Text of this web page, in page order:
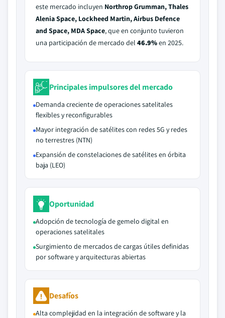
este mercado incluyen Northrop Grumman, Thales
Alenia Space, Lockheed Martin, Airbus Defence
and Space, MDA Space, que en conjunto tuvieron
una participación de mercado del 46.9%en 2025.
Principales impulsores del mercado
Demanda creciente de operaciones satelitales
flexibles y reconfigurables
Mayor integración de satélites con redes 5G y redes
no terrestres (NTN)
Expansión de constelaciones de satélites en órbita
baja (LEO)
Oportunidad
Adopción de tecnología de gemelo digital en
operaciones satelitales
Surgimiento de mercados de cargas útiles definidas
por software y arquitecturas abiertas
Desafíos
Alta complejidad en la integración de software y la